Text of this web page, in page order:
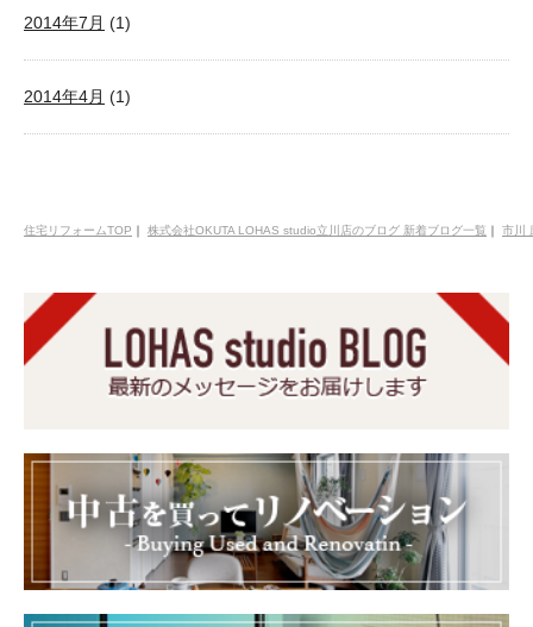
2014年7月 (1)
2014年4月 (1)
住宅リフォームTOP ｜ 株式会社OKUTA LOHAS studio立川店のブログ 新着ブログ一覧 ｜ 市川